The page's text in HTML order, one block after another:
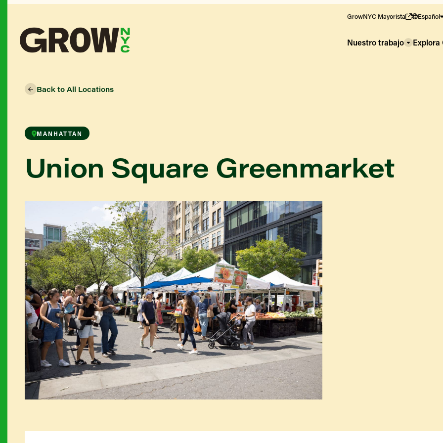
GrowNYC Mayorista Español
Nuestro trabajo Explora
Back to All Locations
MANHATTAN
Union Square Greenmarket